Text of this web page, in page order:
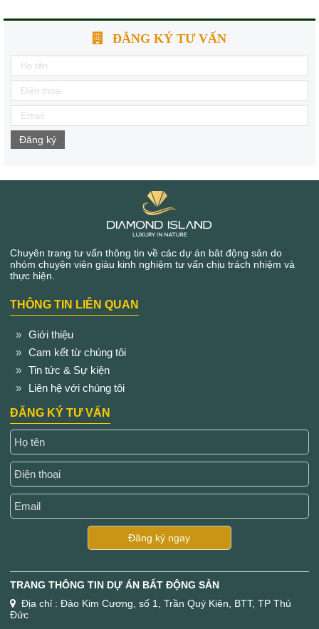
ĐĂNG KÝ TƯ VẤN
Đăng ký
Chuyên trang tư vấn thông tin về các dự án bât động sản do
nhóm chuyên viên giàu kinh nghiệm tư vấn chịu trách nhiệm và
thực hiện.
THÔNG TIN LIÊN QUAN
Giới thiệu
Cam kết từ chúng tôi
Tin tức & Sự kiện
Liên hệ với chúng tôi
ĐĂNG KÝ TƯ VẤN
Đăng ký ngay
TRANG THÔNG TIN DỰ ÁN BẤT ĐỘNG SẢN
Địa chỉ : Đảo Kim Cương, số 1, Trần Quý Kiên, BTT, TP Thủ
Đức